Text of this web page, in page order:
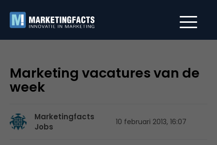
Marketing vacatures van de
week
Marketingfacts
Jobs
10 februari 2013, 16:07